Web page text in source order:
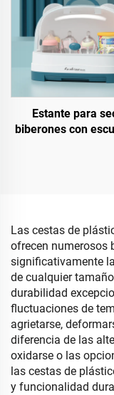
teléfono móvil,
por mayor
Estante para
biberones con
Las cestas de
ofrecen numerosos
significativamente
de cualquier
durabilidad
fluctuaciones de
agrietarse,
diferencia de las
oxidarse o las
las cestas de
y funcionalidad